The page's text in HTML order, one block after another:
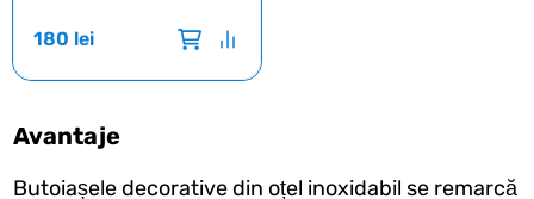
180 lei
Avantaje
Butoiașele decorative din oțel inoxidabil se remarcă